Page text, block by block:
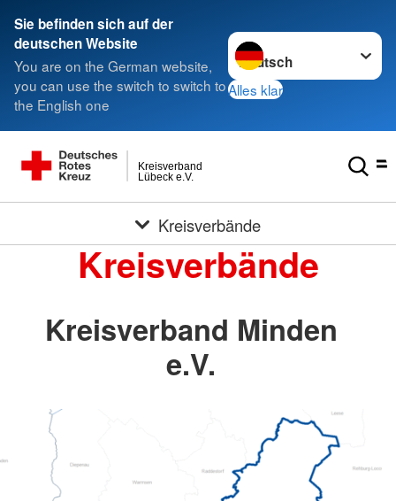
Sie befinden sich auf der
deutschen Website
You are on the German website,
you can use the switch to switch to
the English one
Sprache wechseln zu
Alles klar
Lübeck e.V.
Kreisverband
Kreisverbände
Kreisverbände
Kreisverband Minden
e.V.